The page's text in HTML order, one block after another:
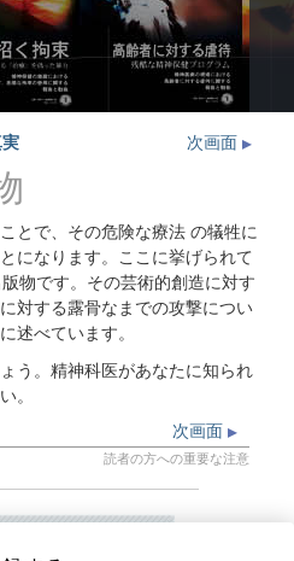
次画面
とで、その危険な療法 の犠牲に
になります。ここに挙げられて
物です。その芸術的創造に対す
対する露骨なまでの攻撃につい
述べています。
う。精神科医があなたに知られ
。
次画面
読者の方への重要な注意